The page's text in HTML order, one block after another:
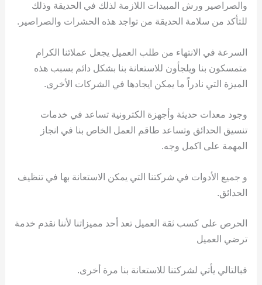
والصراصير ورش المبيدات اللازمة لذلك في الحديقة وذلك
للتأكد من سلامة الحديقة من تواجد هذه الحشرات والصراصير.
السرعة في الانتهاء من طلب العميل يجعل عملائنا الكرام
متمسكون بنا ويلجأون للاستعانة بنا بشكل دائم بسبب هذه
الميزة التي نادراً ما يمكن ايجادها في الشركات الأخرى.
وجود معدات حديثة وأجهزة الكترونية تساعد في خدمات
تنسيق الحدائق وتساعد طاقم العمل الخاص بنا في انجاز
المهمة على اكمل وجه.
و جميع الأدوات في شركتنا التي يمكن الاستعانة بها في تنظيف
الحدائق.
الحرص على كسب ثقة العميل تعد أحد مميزاتنا لأننا نقدم خدمة
ترضي العميل
فبالتالي يأتي لشركتنا للاستعانة بنا مرة أخرى.